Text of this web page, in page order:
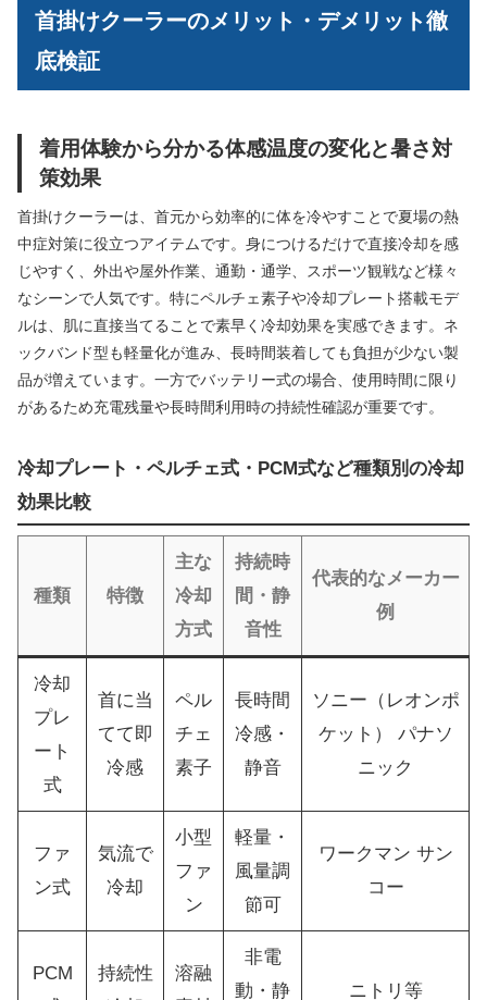
首掛けクーラーのメリット・デメリット徹
底検証
着用体験から分かる体感温度の変化と暑さ対
策効果
首掛けクーラーは、首元から効率的に体を冷やすことで夏場の熱
中症対策に役立つアイテムです。身につけるだけで直接冷却を感
じやすく、外出や屋外作業、通勤・通学、スポーツ観戦など様々
なシーンで人気です。特にペルチェ素子や冷却プレート搭載モデ
ルは、肌に直接当てることで素早く冷却効果を実感できます。ネ
ックバンド型も軽量化が進み、長時間装着しても負担が少ない製
品が増えています。一方でバッテリー式の場合、使用時間に限り
があるため充電残量や長時間利用時の持続性確認が重要です。
冷却プレート・ペルチェ式・PCM式など種類別の冷却
効果比較
種類 特徴
主な
冷却
方式
持続時
間・静
音性
代表的なメーカー
例
冷却
プレ
ート
式
首に当
てて即
冷感
ペル
チェ
素子
長時間
冷感・
静音
ソニー（レオンポ
ケット） パナソ
ニック
ファ
ン式
気流で
冷却
小型
ファ
ン
軽量・
風量調
節可
ワークマン サン
コー
PCM
持続性
溶融
非電
動・静
ニトリ等